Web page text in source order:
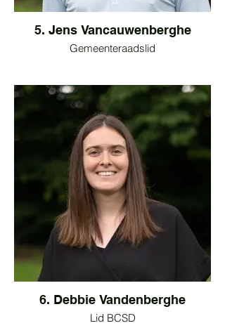
5. Jens Vancauwenberghe
Gemeenteraadslid
6. Debbie Vandenberghe
Lid BCSD